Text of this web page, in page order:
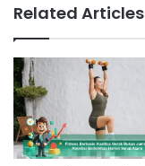
Related Articles